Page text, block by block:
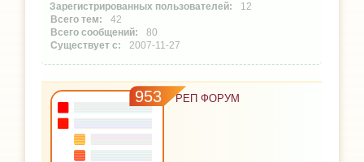
12
42
80
2007-11-27
953 РЕП ФОРУМ